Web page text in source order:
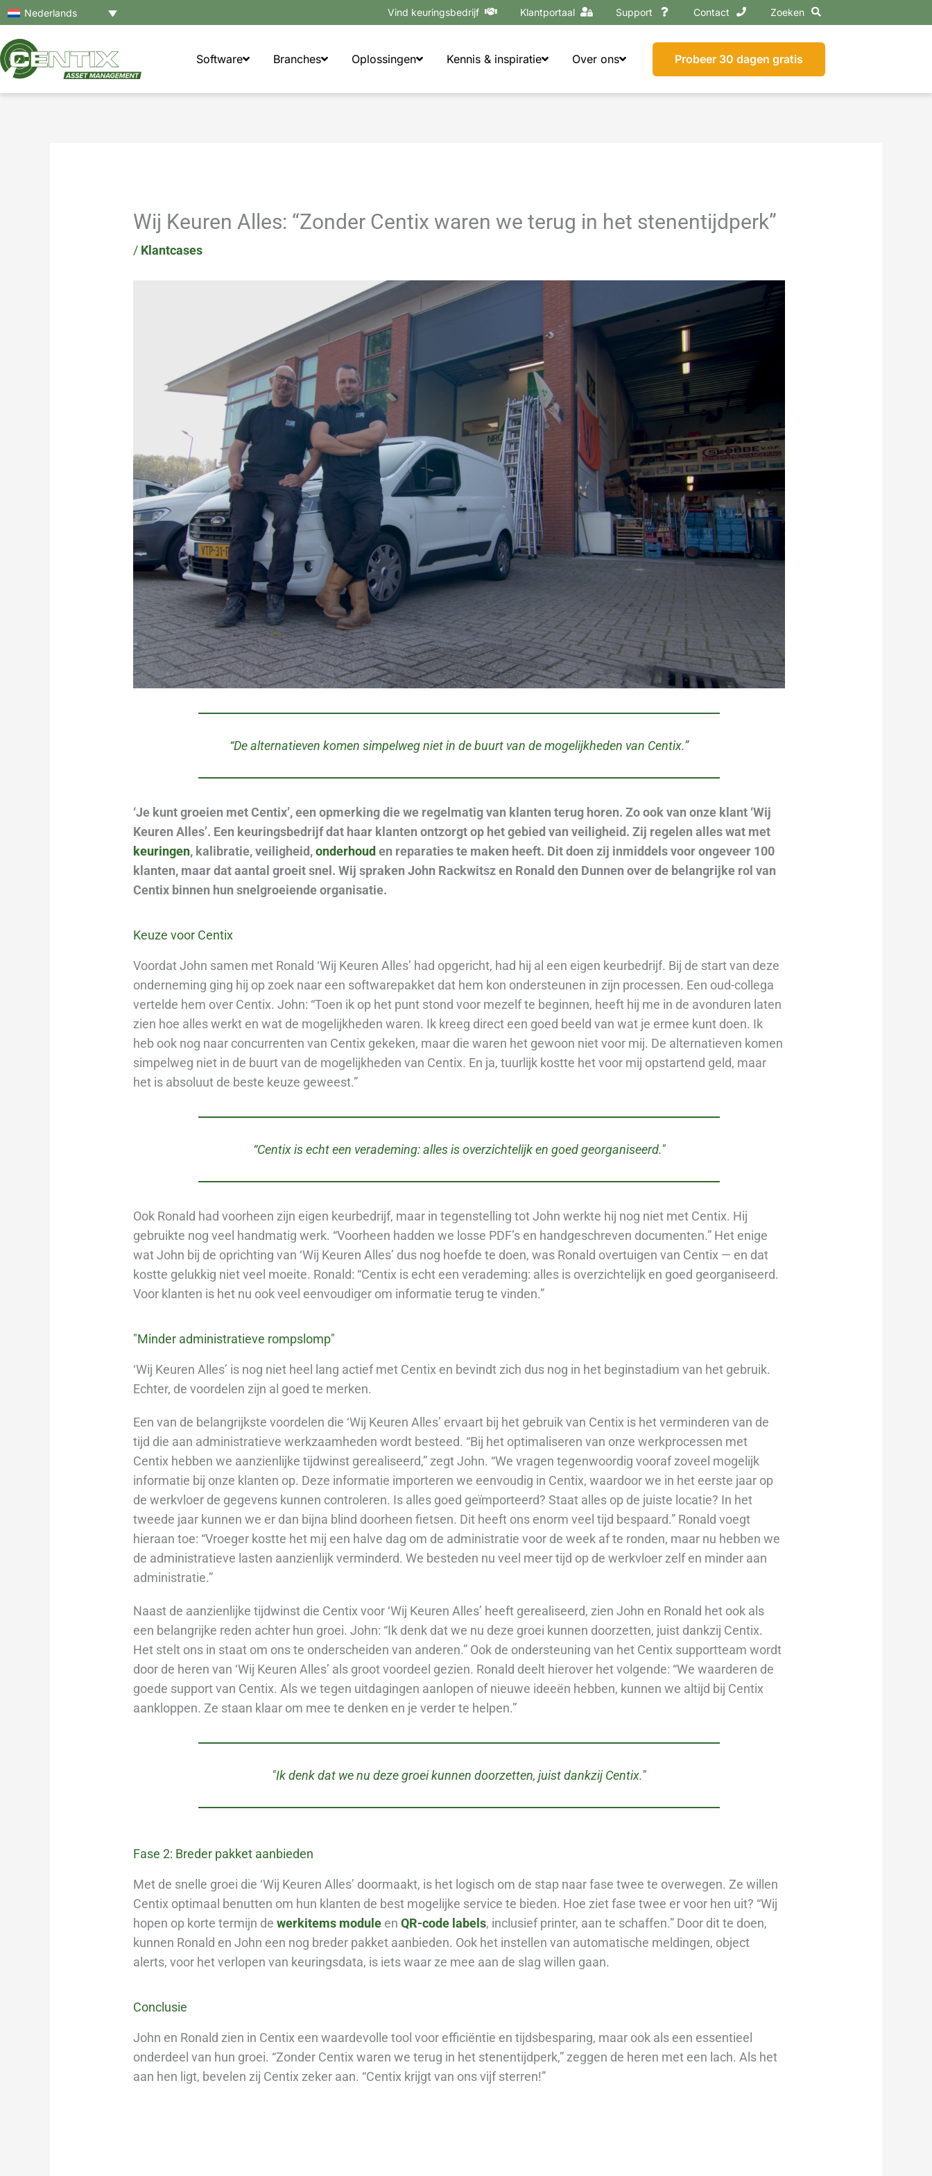
Ga
naar
de
inhoud
Nederlands Vind keuringsbedrijf Klantportaal Support Contact Zoeken
Software Branches Oplossingen Kennis & inspiratie Over ons Probeer 30 dagen gratis
Wij Keuren Alles: “Zonder Centix waren we terug in het stenentijdperk”
/ Klantcases
“De alternatieven komen simpelweg niet in de buurt van de mogelijkheden van Centix.”
‘Je kunt groeien met Centix’, een opmerking die we regelmatig van klanten terug horen. Zo ook van onze klant ‘Wij
Keuren Alles’. Een keuringsbedrijf dat haar klanten ontzorgt op het gebied van veiligheid. Zij regelen alles wat met
keuringen, kalibratie, veiligheid,onderhouden reparaties te maken heeft. Dit doen zij inmiddels voor ongeveer 100
klanten, maar dat aantal groeit snel. Wij spraken John Rackwitsz en Ronald den Dunnen over de belangrijke rol van
Centix binnen hun snelgroeiende organisatie.
Keuze voor Centix
Voordat John samen met Ronald ‘Wij Keuren Alles’ had opgericht, had hij al een eigen keurbedrijf. Bij de start van deze
onderneming ging hij op zoek naar een softwarepakket dat hem kon ondersteunen in zijn processen. Een oud-collega
vertelde hem over Centix. John: “Toen ik op het punt stond voor mezelf te beginnen, heeft hij me in de avonduren laten
zien hoe alles werkt en wat de mogelijkheden waren. Ik kreeg direct een goed beeld van wat je ermee kunt doen. Ik
heb ook nog naar concurrenten van Centix gekeken, maar die waren het gewoon niet voor mij. De alternatieven komen
simpelweg niet in de buurt van de mogelijkheden van Centix. En ja, tuurlijk kostte het voor mij opstartend geld, maar
het is absoluut de beste keuze geweest.”
“Centix is echt een verademing: alles is overzichtelijk en goed georganiseerd."
Ook Ronald had voorheen zijn eigen keurbedrijf, maar in tegenstelling tot John werkte hij nog niet met Centix. Hij
gebruikte nog veel handmatig werk. “Voorheen hadden we losse PDF’s en handgeschreven documenten.” Het enige
wat John bij de oprichting van ‘Wij Keuren Alles’ dus nog hoefde te doen, was Ronald overtuigen van Centix — en dat
kostte gelukkig niet veel moeite. Ronald: “Centix is echt een verademing: alles is overzichtelijk en goed georganiseerd.
Voor klanten is het nu ook veel eenvoudiger om informatie terug te vinden.”
"Minder administratieve rompslomp"
‘Wij Keuren Alles’ is nog niet heel lang actief met Centix en bevindt zich dus nog in het beginstadium van het gebruik.
Echter, de voordelen zijn al goed te merken.
Een van de belangrijkste voordelen die ‘Wij Keuren Alles’ ervaart bij het gebruik van Centix is het verminderen van de
tijd die aan administratieve werkzaamheden wordt besteed. “Bij het optimaliseren van onze werkprocessen met
Centix hebben we aanzienlijke tijdwinst gerealiseerd,” zegt John. “We vragen tegenwoordig vooraf zoveel mogelijk
informatie bij onze klanten op. Deze informatie importeren we eenvoudig in Centix, waardoor we in het eerste jaar op
de werkvloer de gegevens kunnen controleren. Is alles goed geïmporteerd? Staat alles op de juiste locatie? In het
tweede jaar kunnen we er dan bijna blind doorheen fietsen. Dit heeft ons enorm veel tijd bespaard.” Ronald voegt
hieraan toe: “Vroeger kostte het mij een halve dag om de administratie voor de week af te ronden, maar nu hebben we
de administratieve lasten aanzienlijk verminderd. We besteden nu veel meer tijd op de werkvloer zelf en minder aan
administratie.”
Naast de aanzienlijke tijdwinst die Centix voor ‘Wij Keuren Alles’ heeft gerealiseerd, zien John en Ronald het ook als
een belangrijke reden achter hun groei. John: “Ik denk dat we nu deze groei kunnen doorzetten, juist dankzij Centix.
Het stelt ons in staat om ons te onderscheiden van anderen.” Ook de ondersteuning van het Centix supportteam wordt
door de heren van ‘Wij Keuren Alles’ als groot voordeel gezien. Ronald deelt hierover het volgende: “We waarderen de
goede support van Centix. Als we tegen uitdagingen aanlopen of nieuwe ideeën hebben, kunnen we altijd bij Centix
aankloppen. Ze staan klaar om mee te denken en je verder te helpen.”
"Ik denk dat we nu deze groei kunnen doorzetten, juist dankzij Centix."
Fase 2: Breder pakket aanbieden
Met de snelle groei die ‘Wij Keuren Alles’ doormaakt, is het logisch om de stap naar fase twee te overwegen. Ze willen
Centix optimaal benutten om hun klanten de best mogelijke service te bieden. Hoe ziet fase twee er voor hen uit? “Wij
hopen op korte termijn dewerkitems module enQR-code labels, inclusief printer, aan te schaffen.” Door dit te doen,
kunnen Ronald en John een nog breder pakket aanbieden. Ook het instellen van automatische meldingen, object
alerts, voor het verlopen van keuringsdata, is iets waar ze mee aan de slag willen gaan.
Conclusie
John en Ronald zien in Centix een waardevolle tool voor efficiëntie en tijdsbesparing, maar ook als een essentieel
onderdeel van hun groei. “Zonder Centix waren we terug in het stenentijdperk,” zeggen de heren met een lach. Als het
aan hen ligt, bevelen zij Centix zeker aan. “Centix krijgt van ons vijf sterren!”